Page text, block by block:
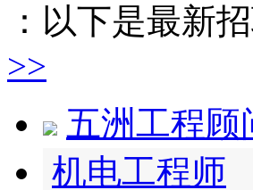
：以下是最新
>>
五洲工程顾
机电工程师